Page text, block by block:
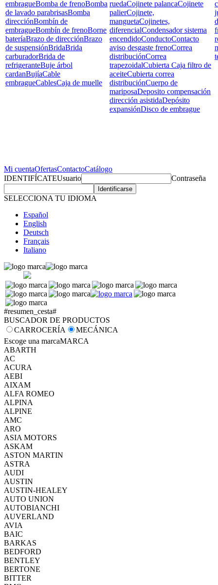
embragueBomba de frenoBomba
de lavado parabrisasBomba
direcciónBombín de
embragueBombín de frenoBorne
bateríaBrazo de direcciónBrazo
de suspensiónBridaBrida
carburadorBrida de
refrigeranteBuje árbol
cardanBujíaCable
embragueCablesCaja de muelle
ruedaCojinete palancaCojinete
palierCojinete,
manguetaCojinetes,
diferencialCondensador sistema
encendidoConductoContacto
aviso desgaste frenoCorrea
distribuciónCorrea
trapezoidalCubierta Caja filtro de
aceiteCubierta correa
distribuciónCuerpo de
mariposaDeposito compensación
dirección asistidaDepósito
expansiónDisco de embrague
Mi cuentaOfertasContactoCatálogo
IDENTIFÍCATEUsuario Contraseña
SELECCIONA TU IDIOMA
Español
English
Deutsch
Français
Italiano
#resumen_cesta#
BUSCADOR DE PRODUCTOS
CARROCERÍA
MECÁNICA
Escoge una marcaMARCA
ABARTH
AC
ACURA
AEBI
AIXAM
ALFA ROMEO
ALPINA
ALPINE
AMC
ARO
ASIA MOTORS
ASKAM
ASTON MARTIN
ASTRA
AUDI
AUSTIN
AUSTIN-HEALEY
AUTO UNION
AUTOBIANCHI
AUVERLAND
AVIA
BAIC
BARKAS
BEDFORD
BENTLEY
BERTONE
BITTER